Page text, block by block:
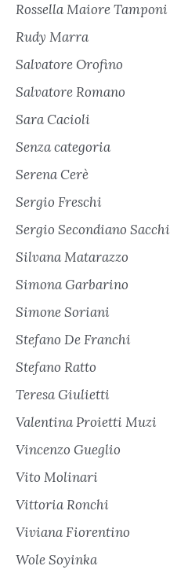
Rossella Maiore Tamponi
Rudy Marra
Salvatore Orofino
Salvatore Romano
Sara Cacioli
Senza categoria
Serena Cerè
Sergio Freschi
Sergio Secondiano Sacchi
Silvana Matarazzo
Simona Garbarino
Simone Soriani
Stefano De Franchi
Stefano Ratto
Teresa Giulietti
Valentina Proietti Muzi
Vincenzo Gueglio
Vito Molinari
Vittoria Ronchi
Viviana Fiorentino
Wole Soyinka